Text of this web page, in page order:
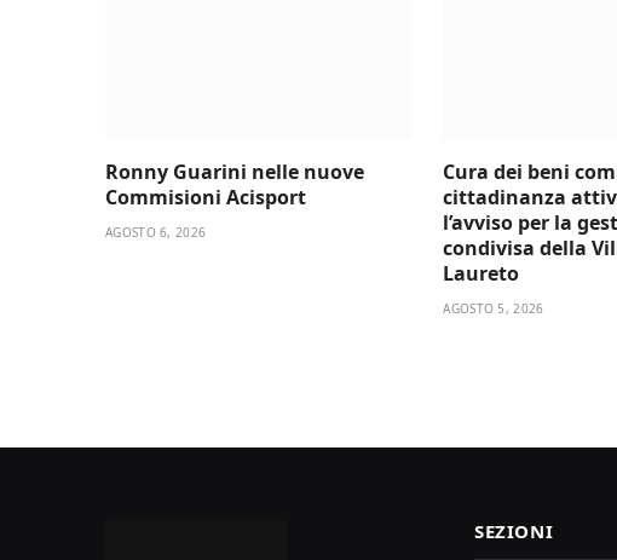
Ronny Guarini nelle nuove
Commisioni Acisport
AGOSTO 6, 2026
Cura dei beni
cittadinanza
l’avviso per la
condivisa della
Laureto
AGOSTO 5, 2026
SEZIONI